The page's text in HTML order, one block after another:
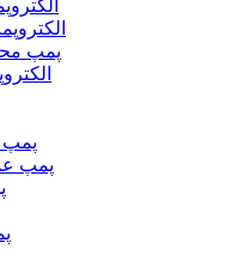
پمپ
پمپ
پمپ